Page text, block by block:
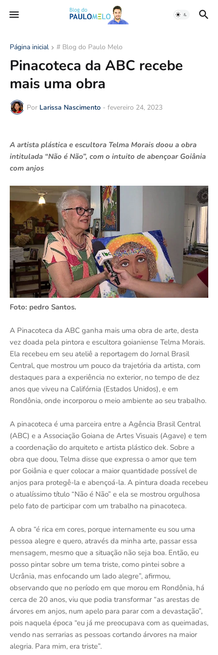
Página inicial # Blog do Paulo Melo
Pinacoteca da ABC recebe
mais uma obra
Por Larissa Nascimento - fevereiro 24, 2023
A artista plástica e escultora Telma Morais doou a obra
intitulada “Não é Não”, com o intuito de abençoar Goiânia
com anjos
Foto: pedro Santos.
A Pinacoteca da ABC ganha mais uma obra de arte, desta
vez doada pela pintora e escultora goianiense Telma Morais.
Ela recebeu em seu ateliê a reportagem do Jornal Brasil
Central, que mostrou um pouco da trajetória da artista, com
destaques para a experiência no exterior, no tempo de dez
anos que viveu na Califórnia (Estados Unidos), e em
Rondônia, onde incorporou o meio ambiente ao seu trabalho.
A pinacoteca é uma parceira entre a Agência Brasil Central
(ABC) e a Associação Goiana de Artes Visuais (Agave) e tem
a coordenação do arquiteto e artista plástico dek. Sobre a
obra que doou, Telma disse que expressa o amor que tem
por Goiânia e quer colocar a maior quantidade possível de
anjos para protegê-la e abençoá-la. A pintura doada recebeu
o atualíssimo título “Não é Não” e ela se mostrou orgulhosa
pelo fato de participar com um trabalho na pinacoteca.
A obra “é rica em cores, porque internamente eu sou uma
pessoa alegre e quero, através da minha arte, passar essa
mensagem, mesmo que a situação não seja boa. Então, eu
posso pintar sobre um tema triste, como pintei sobre a
Ucrânia, mas enfocando um lado alegre”, afirmou,
observando que no período em que morou em Rondônia, há
cerca de 20 anos, viu que podia transformar “as arestas de
árvores em anjos, num apelo para parar com a devastação”,
pois naquela época “eu já me preocupava com as queimadas,
vendo nas serrarias as pessoas cortando árvores na maior
alegria. Para mim, era triste”.